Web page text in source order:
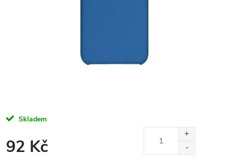
Skladem
92 Kč